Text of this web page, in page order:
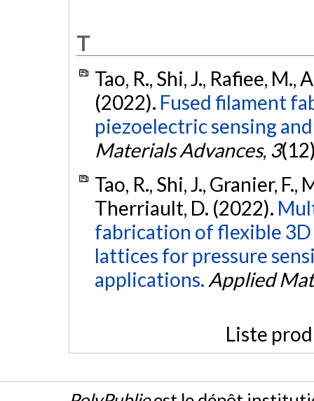
T
Tao, R., Shi, J., Rafiee,
(2022). Fused filament
piezoelectric sensing
Materials Advances, 3
Tao, R., Shi, J., Granier,
Therriault, D. (2022).
fabrication of flexible
lattices for pressure
applications. Applied
Liste